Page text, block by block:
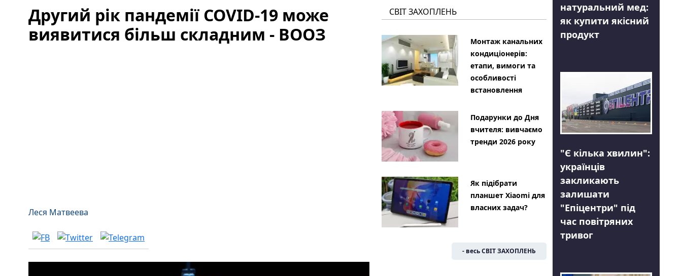
Другий рік пандемії COVID-19 може
виявитися більш складним - ВООЗ
Леся Матвеева
СВІТ ЗАХОПЛЕНЬ
Монтаж канальних
кондиціонерів:
етапи, вимоги та
особливості
встановлення
Подарунки до Дня
вчителя: вивчаємо
тренди 2026 року
Як підібрати
планшет Xiaomi для
власних задач?
- весь СВІТ ЗАХОПЛЕНЬ
натуральний мед:
як купити якісний
продукт
"Є кілька хвилин":
українців
закликають
залишати
"Епіцентри" під
час повітряних
тривог